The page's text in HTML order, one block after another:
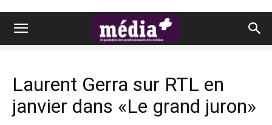
Laurent Gerra sur RTL en
janvier dans «Le grand juron»